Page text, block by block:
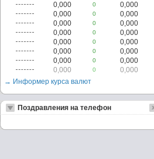
0,000
0
0,000
0,000
0
0,000
0,000
0
0,000
0,000
0
0,000
0,000
0
0,000
0,000
0
0,000
0,000
0
0,000
0,000
0
0,000
→ Информер курса валют
Поздравления на телефон